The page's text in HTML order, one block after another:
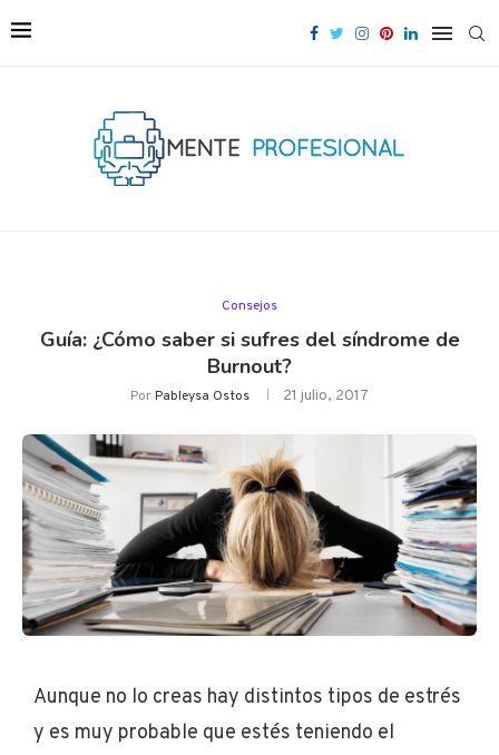
Consejos
Guía: ¿Cómo saber si sufres del síndrome de
Burnout?
PorPableysa Ostos 21 julio, 2017
Aunque no lo creas hay distintos tipos de estrés
y es muy probable que estés teniendo el